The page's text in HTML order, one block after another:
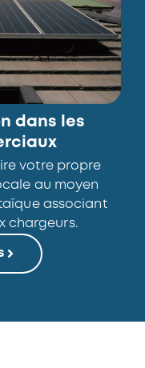
dans les
votre propre
au moyen
associant
chargeurs.